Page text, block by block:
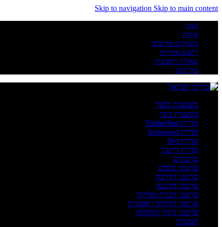
Skip to navigation Skip to main content
חנות
אודות
משווקים מורשים
רישום אחריות
שאלות ותשובות
צור קשר
מעשנת בשר
מעשנות בשר
סדרת Timberline
סדרת Ironwood
סדרת Pro
סדרת ריינג'ר
סרטונים
סרטוני טיפים
סרטוני הדרכה
סרטוני הרכבה
סרטוני הכרת הפיקוד
סרטוני הדלקה ראשונית
סרטוני ניקיון ותחזוקה
העשרה